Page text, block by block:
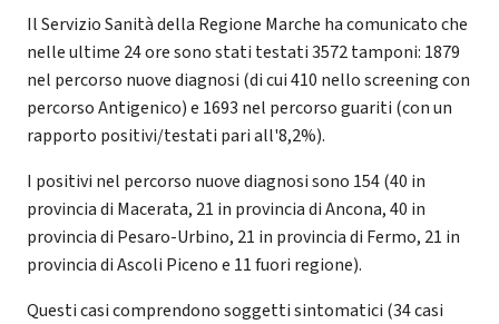
Il Servizio Sanità della Regione Marche ha comunicato che
nelle ultime 24 ore sono stati testati 3572 tamponi: 1879
nel percorso nuove diagnosi (di cui 410 nello screening con
percorso Antigenico) e 1693 nel percorso guariti (con un
rapporto positivi/testati pari all'8,2%).
I positivi nel percorso nuove diagnosi sono 154 (40 in
provincia di Macerata, 21 in provincia di Ancona, 40 in
provincia di Pesaro-Urbino, 21 in provincia di Fermo, 21 in
provincia di Ascoli Piceno e 11 fuori regione).
Questi casi comprendono soggetti sintomatici (34 casi